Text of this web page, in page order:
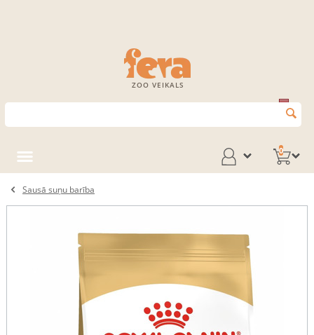
ZOO VEIKALS
0
Sausā suņu barība